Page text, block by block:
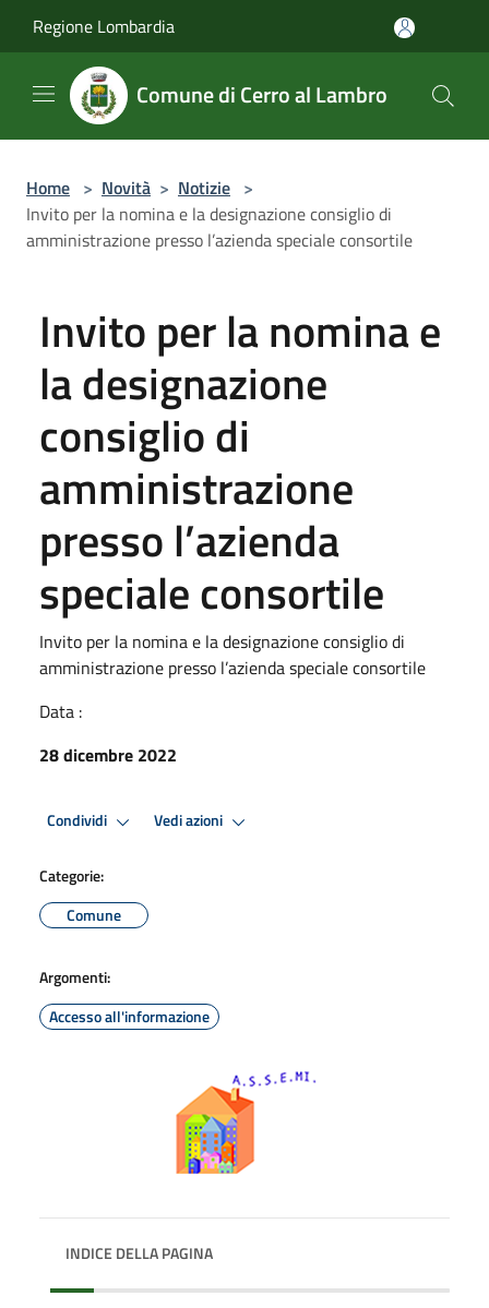
Regione Lombardia
Comune di Cerro al Lambro
Home > Novità > Notizie >
Invito per la nomina e la designazione consiglio di
amministrazione presso l’azienda speciale consortile
Invito per la nomina e
la designazione
consiglio di
amministrazione
presso l’azienda
speciale consortile
Invito per la nomina e la designazione consiglio di
amministrazione presso l’azienda speciale consortile
Data :
28 dicembre 2022
Condividi Vedi azioni
Categorie:
Comune
Argomenti:
Accesso all'informazione
INDICE DELLA PAGINA